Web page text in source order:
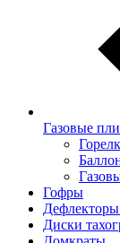
Газовые
Гофры
Диски